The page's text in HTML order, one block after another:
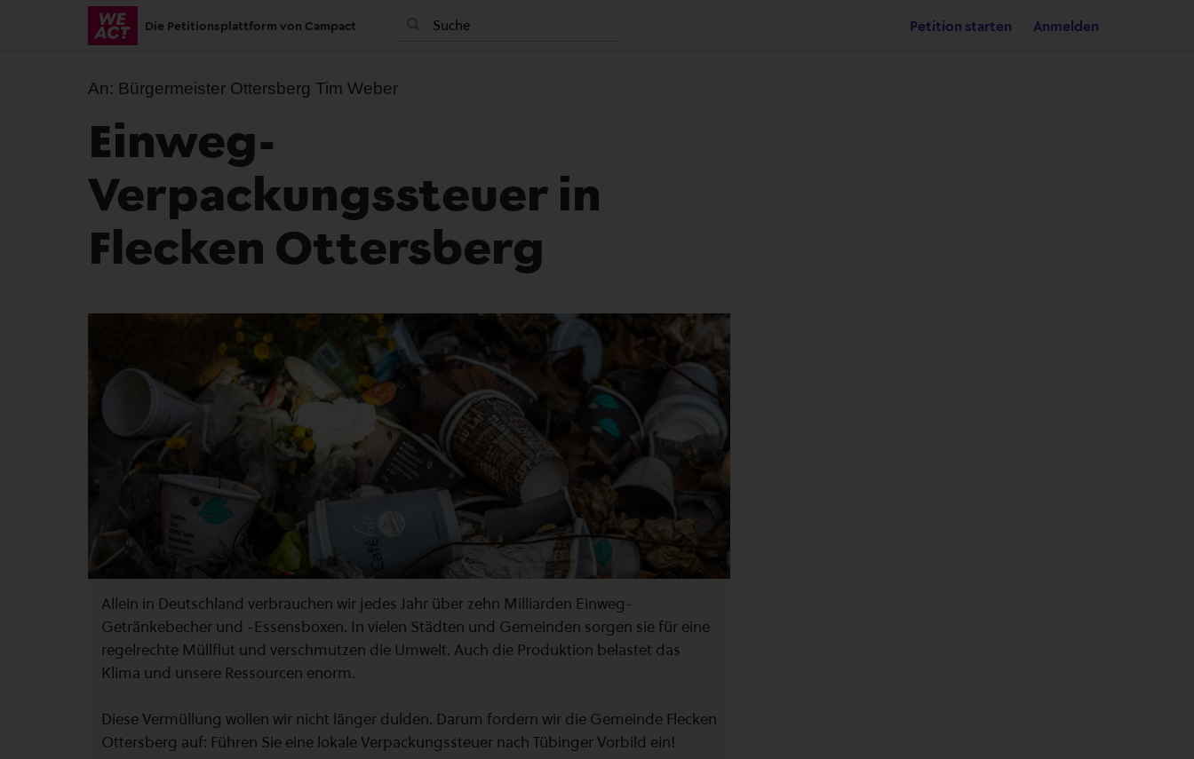
Die Petitionsplattform von Campact Petition starten Anmelden
An: Bürgermeister Ottersberg Tim Weber
Einweg-
Verpackungssteuer in
Flecken Ottersberg
Allein in Deutschland verbrauchen wir jedes Jahr über zehn Milliarden Einweg-
Getränkebecher und -Essensboxen. In vielen Städten und Gemeinden sorgen sie für eine
regelrechte Müllflut und verschmutzen die Umwelt. Auch die Produktion belastet das
Klima und unsere Ressourcen enorm.
Diese Vermüllung wollen wir nicht länger dulden. Darum fordern wir die Gemeinde Flecken
Ottersberg auf: Führen Sie eine lokale Verpackungssteuer nach Tübinger Vorbild ein!